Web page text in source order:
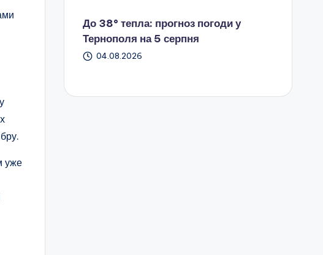
уже
До 38° тепла: прогноз погоди у
Тернополя на 5 серпня
04.08.2026